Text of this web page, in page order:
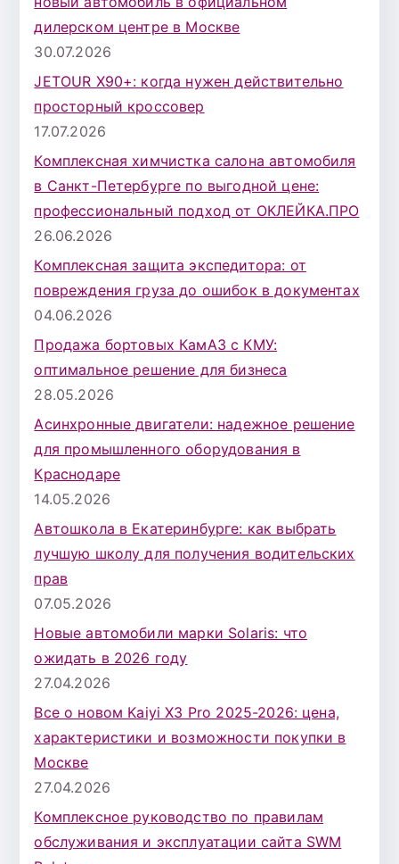
дилерском центре в Москве
30.07.2026
JETOUR X90+: когда нужен действительно
просторный кроссовер
17.07.2026
Комплексная химчистка салона автомобиля
в Санкт-Петербурге по выгодной цене:
профессиональный подход от ОКЛЕЙКА.ПРО
26.06.2026
Комплексная защита экспедитора: от
повреждения груза до ошибок в документах
04.06.2026
Продажа бортовых КамАЗ с КМУ:
оптимальное решение для бизнеса
28.05.2026
Асинхронные двигатели: надежное решение
для промышленного оборудования в
Краснодаре
14.05.2026
Автошкола в Екатеринбурге: как выбрать
лучшую школу для получения водительских
прав
07.05.2026
Новые автомобили марки Solaris: что
ожидать в 2026 году
27.04.2026
Все о новом Kaiyi X3 Pro 2025-2026: цена,
характеристики и возможности покупки в
Москве
27.04.2026
Комплексное руководство по правилам
обслуживания и эксплуатации сайта SWM